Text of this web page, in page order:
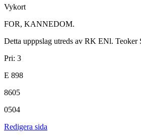
Vykort
FOR, KANNEDOM.
Detta upppslag utreds av RK ENl. Teoker
Pri: 3
E 898
8605
0504
Redigera sida